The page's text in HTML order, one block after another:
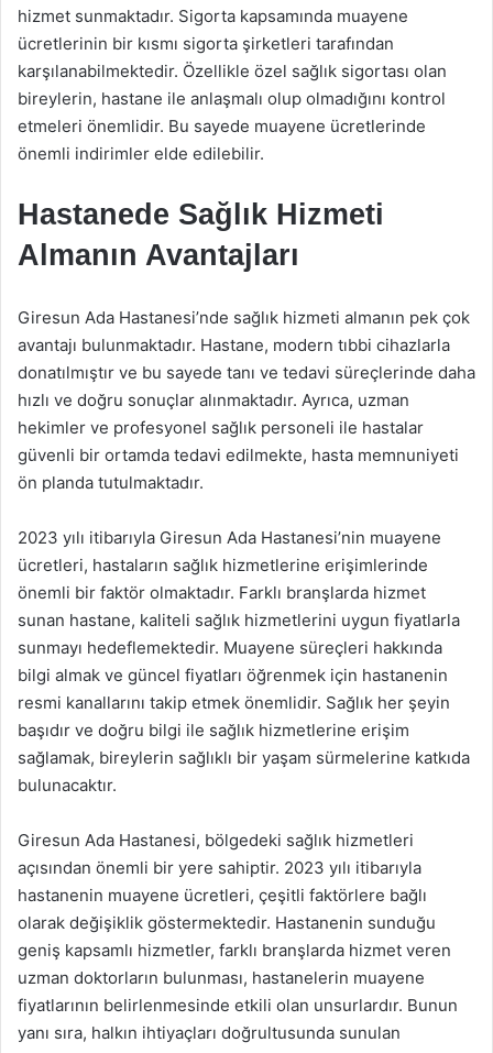
hizmet sunmaktadır. Sigorta kapsamında muayene
ücretlerinin bir kısmı sigorta şirketleri tarafından
karşılanabilmektedir. Özellikle özel sağlık sigortası olan
bireylerin, hastane ile anlaşmalı olup olmadığını kontrol
etmeleri önemlidir. Bu sayede muayene ücretlerinde
önemli indirimler elde edilebilir.
Hastanede Sağlık Hizmeti
Almanın Avantajları
Giresun Ada Hastanesi’nde sağlık hizmeti almanın pek çok
avantajı bulunmaktadır. Hastane, modern tıbbi cihazlarla
donatılmıştır ve bu sayede tanı ve tedavi süreçlerinde daha
hızlı ve doğru sonuçlar alınmaktadır. Ayrıca, uzman
hekimler ve profesyonel sağlık personeli ile hastalar
güvenli bir ortamda tedavi edilmekte, hasta memnuniyeti
ön planda tutulmaktadır.
2023 yılı itibarıyla Giresun Ada Hastanesi’nin muayene
ücretleri, hastaların sağlık hizmetlerine erişimlerinde
önemli bir faktör olmaktadır. Farklı branşlarda hizmet
sunan hastane, kaliteli sağlık hizmetlerini uygun fiyatlarla
sunmayı hedeflemektedir. Muayene süreçleri hakkında
bilgi almak ve güncel fiyatları öğrenmek için hastanenin
resmi kanallarını takip etmek önemlidir. Sağlık her şeyin
başıdır ve doğru bilgi ile sağlık hizmetlerine erişim
sağlamak, bireylerin sağlıklı bir yaşam sürmelerine katkıda
bulunacaktır.
Giresun Ada Hastanesi, bölgedeki sağlık hizmetleri
açısından önemli bir yere sahiptir. 2023 yılı itibarıyla
hastanenin muayene ücretleri, çeşitli faktörlere bağlı
olarak değişiklik göstermektedir. Hastanenin sunduğu
geniş kapsamlı hizmetler, farklı branşlarda hizmet veren
uzman doktorların bulunması, hastanelerin muayene
fiyatlarının belirlenmesinde etkili olan unsurlardır. Bunun
yanı sıra, halkın ihtiyaçları doğrultusunda sunulan